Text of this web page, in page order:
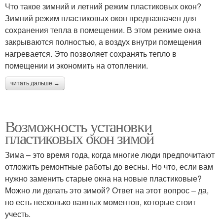
Что такое зимний и летний режим пластиковых окон?
Зимний режим пластиковых окон предназначен для
сохранения тепла в помещении. В этом режиме окна
закрываются полностью, а воздух внутри помещения
нагревается. Это позволяет сохранять тепло в
помещении и экономить на отоплении.
читать дальше →
Возможность установки
пластиковых окон зимой
Зима – это время года, когда многие люди предпочитают
отложить ремонтные работы до весны. Но что, если вам
нужно заменить старые окна на новые пластиковые?
Можно ли делать это зимой? Ответ на этот вопрос – да,
но есть несколько важных моментов, которые стоит
учесть.